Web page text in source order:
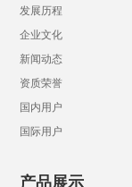
发展历程
企业文化
新闻动态
资质荣誉
国内用户
国际用户
产品展示